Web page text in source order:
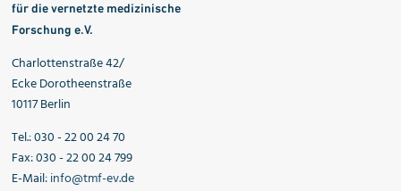
für die vernetzte medizinische
Forschung e.V.
Charlottenstraße 42/
Ecke Dorotheenstraße
10117 Berlin
Tel.: 030 - 22 00 24 70
Fax: 030 - 22 00 24 799
E-Mail:info@tmf-ev.de